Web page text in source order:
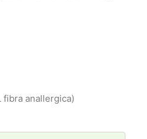
fibra anallergica)